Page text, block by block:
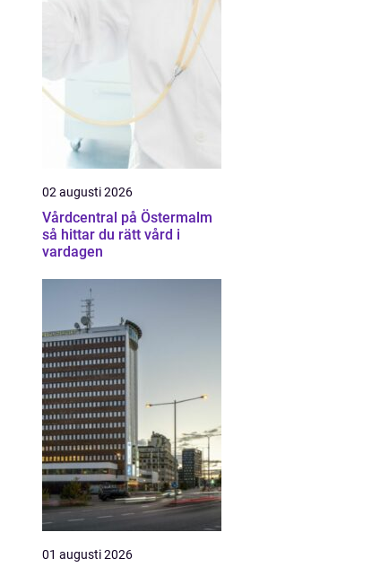
02 augusti 2026
Vårdcentral på Östermalm
så hittar du rätt vård i
vardagen
01 augusti 2026